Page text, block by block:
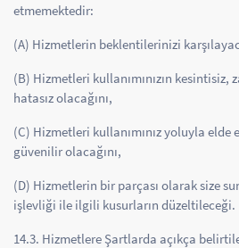
etmemektedir:
(A) Hizmetlerin beklentilerinizi
(B) Hizmetleri kullanımınızın kesintisiz,
hatasız olacağını,
(C) Hizmetleri kullanımınız yoluyla
güvenilir olacağını,
(D) Hizmetlerin bir parçası olarak size
işlevliği ile ilgili kusurların düzeltileceği.
14.3. Hizmetlere Şartlarda açıkça